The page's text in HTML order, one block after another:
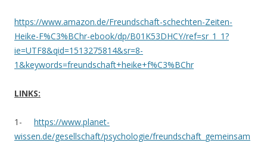
https://www.amazon.de/Freundschaft-schechten-Zeiten-
Heike-F%C3%BChr-ebook/dp/B01K53DHCY/ref=sr_1_1?
ie=UTF8&qid=1513275814&sr=8-
1&keywords=freundschaft+heike+f%C3%BChr
LINKS:
1- https://www.planet-
wissen.de/gesellschaft/psychologie/freundschaft_gemeinsam